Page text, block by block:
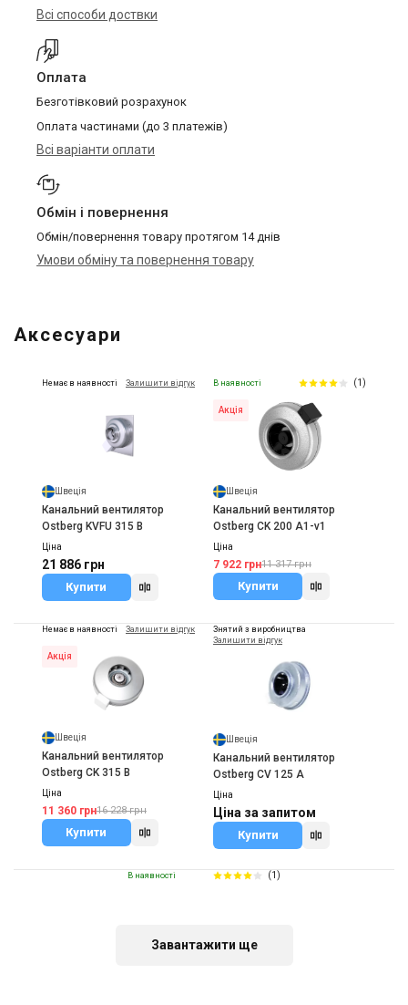
Всі способи доствки
Оплата
Безготівковий розрахунок
Оплата частинами (до 3 платежів)
Всі варіанти оплати
Обмін і повернення
Обмін/повернення товару протягом 14 днів
Умови обміну та повернення товару
Аксесуари
Немає в наявності Залишити відгук
Швеція
Канальний вентилятор
Ostberg KVFU 315 B
Ціна
21 886 грн
Купити
В наявності (1)
Акція
Швеція
Канальний вентилятор
Ostberg CK 200 A1-v1
Ціна
7 922 грн11 317 грн
Купити
Немає в наявності Залишити відгук
Акція
Швеція
Канальний вентилятор
Ostberg CK 315 B
Ціна
11 360 грн16 228 грн
Купити
Знятий з виробництва
Залишити відгук
Швеція
Канальний вентилятор
Ostberg CV 125 A
Ціна
Ціна за запитом
Купити
В наявності (1)
Завантажити ще